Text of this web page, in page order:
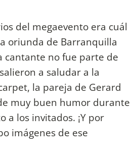
del megaevento era cuál
oriunda de Barranquilla
cantante no fue parte de
a saludar a la
la pareja de Gerard
muy buen humor durante
a los invitados. ¡Y por
imágenes de ese